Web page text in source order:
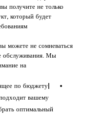
получите не только
который будет
можете не сомневаться
обслуживания. Мы
на:
по бюджету|
вашему
оптимальный